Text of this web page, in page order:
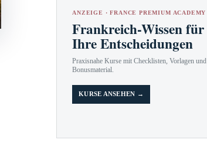
ANZEIGE · FRANCE PREMIUM ACADEMY
Frankreich-Wissen für
Ihre Entscheidungen
Praxisnahe Kurse mit Checklisten, Vorlagen und
Bonusmaterial.
KURSE ANSEHEN →